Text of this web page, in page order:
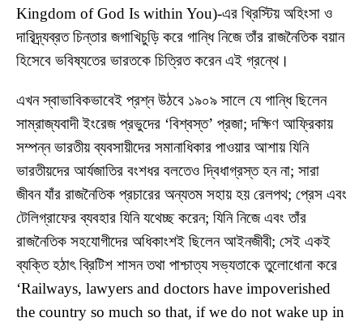
Kingdom of God Is within You)-এর খ্রিস্টিয় অহিংসা ও
দারিদ্র্যব্রত চিন্তার জগাখিচুড়ি করে গান্ধি নিজে তাঁর রাজনৈতিক বয়ান
হিসেবে ভবিষ্যতের ভারতকে চিত্রিত করেন এই গ্রন্থে।
এখন স্বাভাবিকভাবেই প্রশ্ন উঠবে ১৯০৯ সালে যে গান্ধি ছিলেন
সাম্রাজ্যবাদী ইংরেজ প্রভুদের ‘বিশ্বস্ত’ প্রজা; দক্ষিণ আফ্রিকায়
সম্পন্ন ভারতীয় ব্যবসায়ীদের সমানাধিকার পাওয়ার আশায় যিনি
ভারতীয়দের আর্যজাতির বংশধর বলতেও দ্বিধাগ্রস্ত হন না; সারা
জীবন যাঁর রাজনৈতিক প্রচারের অন্যতম সহায় হয় রেলপথ; প্রেস এবং
টেলিগ্রাফের ব্যবহার যিনি যথেচ্ছ করেন; যিনি নিজে এবং তাঁর
রাজনৈতিক সহযোগীদের অধিকাংশই ছিলেন আইনজীবী; সেই একই
ব্যক্তি হঠাৎ ব্রিটিশ শাসন তথা পাশ্চাত্য সভ্যতাকে তুলোধোনা করে
‘Railways, lawyers and doctors have impoverished
the country so much so that, if we do not wake up in